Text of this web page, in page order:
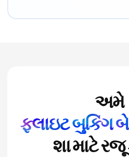
અમે
ફ્લાઇટ બુકિંગ
શા માટે રજૂ